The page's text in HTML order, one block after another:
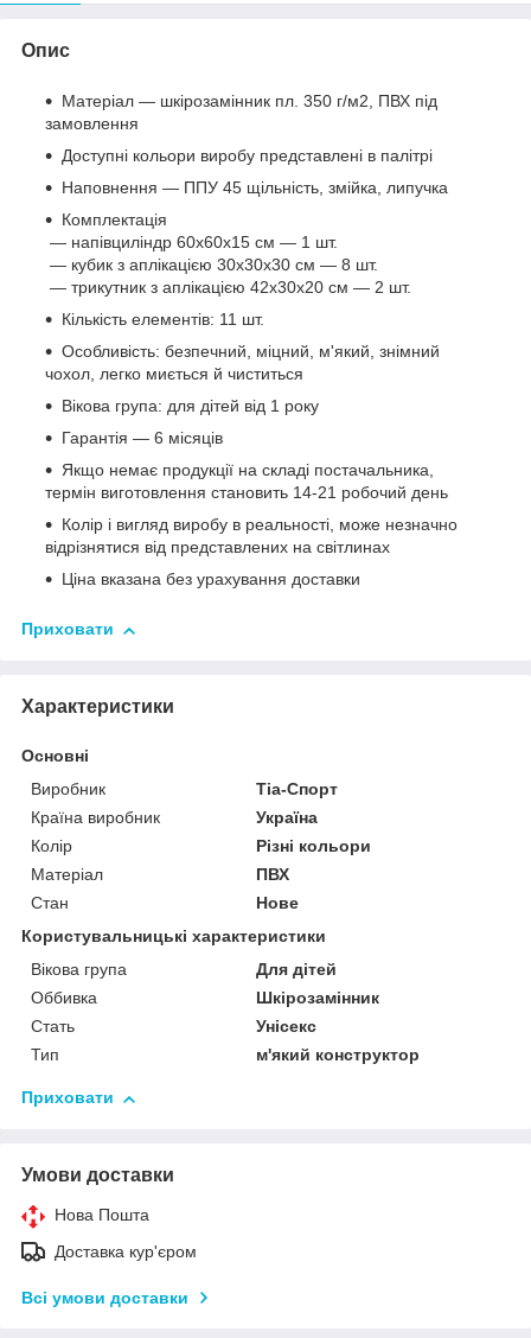
Опис
Матеріал — шкірозамінник пл. 350 г/м2, ПВХ під
замовлення
Доступні кольори виробу представлені в палітрі
Наповнення — ППУ 45 щільність, змійка, липучка
Комплектація
— напівциліндр 60х60х15 см — 1 шт.
— кубик з аплікацією 30х30х30 см — 8 шт.
— трикутник з аплікацією 42х30х20 см — 2 шт.
Кількість елементів: 11 шт.
Особливість: безпечний, міцний, м'який, знімний
чохол, легко миється й чиститься
Вікова група: для дітей від 1 року
Гарантія — 6 місяців
Якщо немає продукції на складі постачальника,
термін виготовлення становить 14-21 робочий день
Колір і вигляд виробу в реальності, може незначно
відрізнятися від представлених на світлинах
Ціна вказана без урахування доставки
Приховати
Характеристики
Основні
Виробник
Тіа-Спорт
Країна виробник
Україна
Колір
Різні кольори
Матеріал
ПВХ
Стан
Нове
Користувальницькі характеристики
Вікова група
Для дітей
Оббивка
Шкірозамінник
Стать
Унісекс
Тип
м'який конструктор
Приховати
Умови доставки
Нова Пошта
Доставка кур'єром
Всі умови доставки